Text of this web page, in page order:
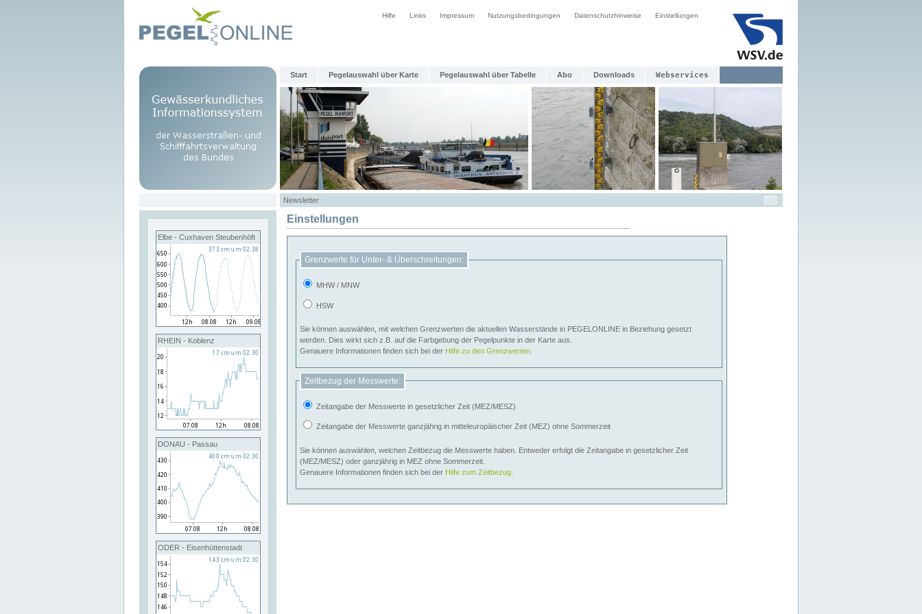
Hilfe Links Impressum Nutzungsbedingungen Datenschutzhinweise Einstellungen
Start Pegelauswahl über Karte Pegelauswahl über Tabelle Abo Downloads Webservices
Newsletter
Elbe - Cuxhaven Steubenhöft
RHEIN - Koblenz
DONAU - Passau
ODER - Eisenhüttenstadt
Einstellungen
Grenzwerte für Unter- & Überschreitungen:
MHW / MNW
HSW
Sie können auswählen, mit welchen Grenzwerten die aktuellen Wasserstände in PEGELONLINE in Beziehung gesetzt
werden. Dies wirkt sich z.B. auf die Farbgebung der Pegelpunkte in der Karte aus.
Genauere Informationen finden sich bei der Hilfe zu den Grenzwerten
Zeitbezug der Messwerte:
Zeitangabe der Messwerte in gesetzlicher Zeit (MEZ/MESZ)
Zeitangabe der Messwerte ganzjährig in mitteleuropäischer Zeit (MEZ) ohne Sommerzeit
Sie können auswählen, welchen Zeitbezug die Messwerte haben. Entweder erfolgt die Zeitangabe in gesetzlicher Zeit
(MEZ/MESZ) oder ganzjährig in MEZ ohne Sommerzeit.
Genauere Informationen finden sich bei der Hilfe zum Zeitbezug